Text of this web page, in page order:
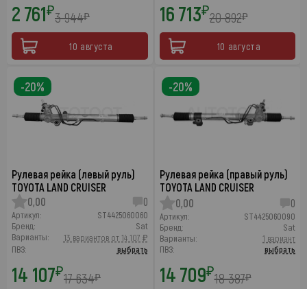
2 761₽3 944₽
10 августа
16 713₽20 892₽
10 августа
Рулевая рейка (левый руль)
TOYOTA LAND CRUISER
0,00
0
Артикул:
ST4425060060
Бренд:
Sat
Варианты:
13 вариантов от 14 107 ₽
ПВЗ:
выбрать
14 107₽17 634₽
-20%
Рулевая рейка (правый руль)
TOYOTA LAND CRUISER
0,00
0
Артикул:
ST4425060090
Бренд:
Sat
Варианты:
1 вариант
ПВЗ:
выбрать
14 709₽18 387₽
-20%